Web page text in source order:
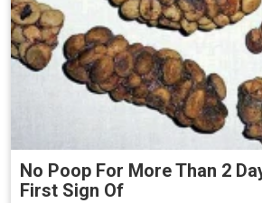
No Poop For More Than 2
First Sign Of